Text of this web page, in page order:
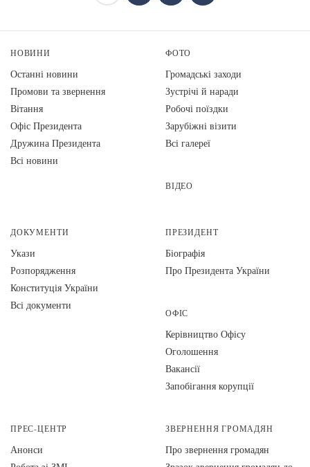
НОВИНИ
Останні новини
Промови та звернення
Вiтання
Офіс Президента
Дружина Президента
Всі новини
ФОТО
Громадські заходи
Зустрічі й наради
Робочі поїздки
Зарубіжні візити
Всі галереї
ВІДЕО
ДОКУМЕНТИ
Укази
Розпорядження
Конституція України
Всі документи
ПРЕЗИДЕНТ
Біографія
Про Президента України
ОФІС
Керівництво Офісу
Оголошення
Вакансії
Запобігання корупції
ПРЕС-ЦЕНТР
Анонси
ЗВЕРНЕННЯ ГРОМАДЯН
Про звернення громадян